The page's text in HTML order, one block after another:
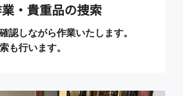
・貴重品の捜索
認しながら作業いたします。
も行います。